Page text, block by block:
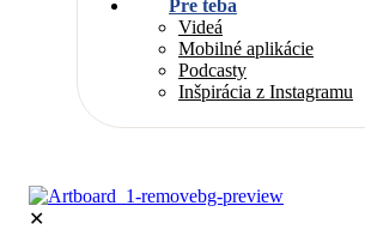
Pre teba
Videá
Mobilné aplikácie
Podcasty
Inšpirácia z Instagramu
✕